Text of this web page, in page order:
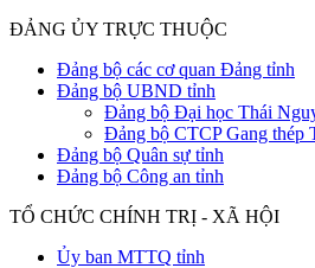
ĐẢNG ỦY TRỰC THUỘC
Đảng bộ các cơ quan Đảng tỉnh
Đảng bộ UBND tỉnh
Đảng bộ Đại học Thái
Đảng bộ CTCP Gang thép
Đảng bộ Quân sự tỉnh
Đảng bộ Công an tỉnh
TỔ CHỨC CHÍNH TRỊ - XÃ HỘI
Ủy ban MTTQ tỉnh